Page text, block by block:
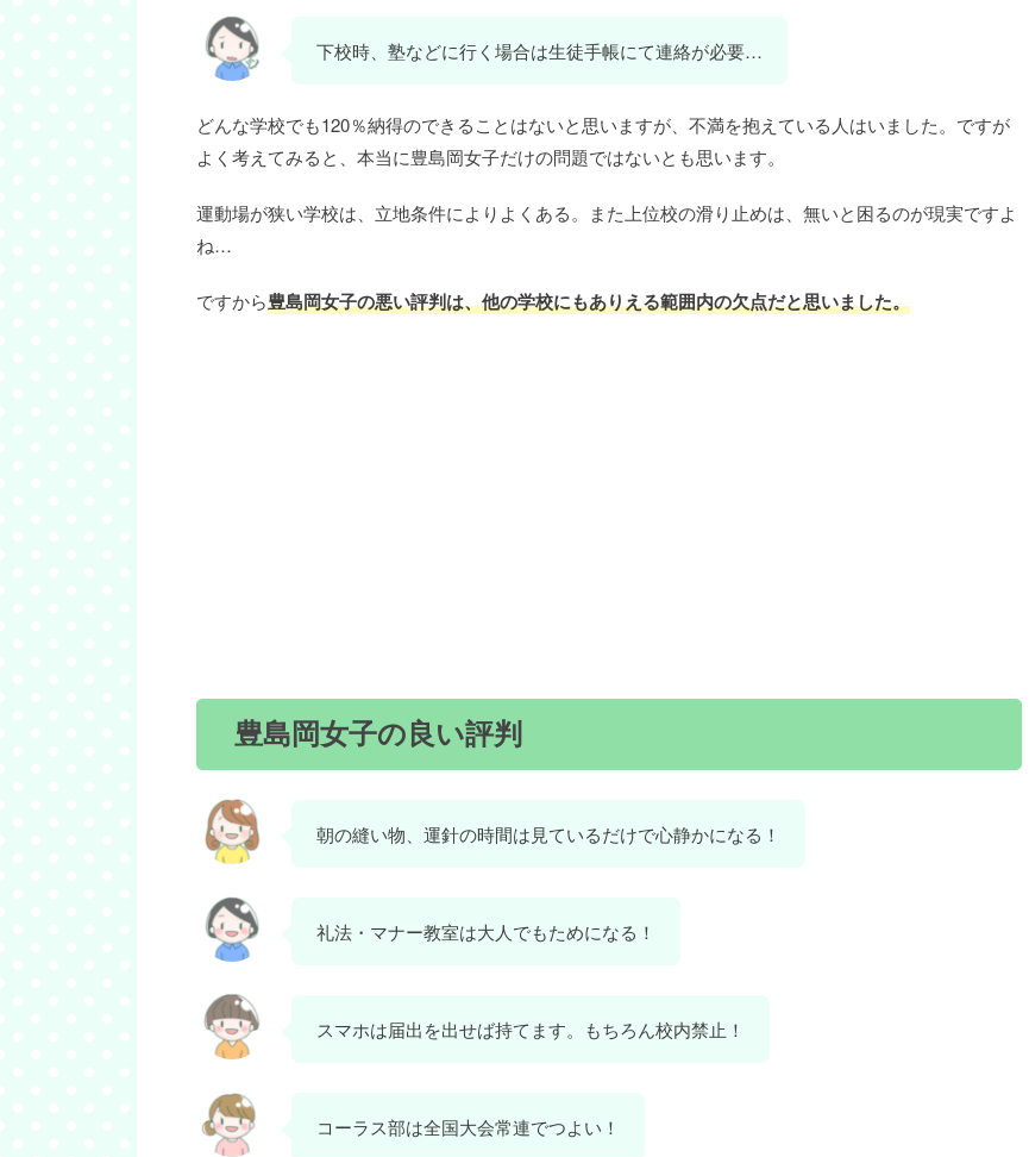
下校時、塾などに行く場合は生徒手帳にて連絡が必要…
どんな学校でも120％納得のできることはないと思いますが、不満を抱えている人はいました。ですが
よく考えてみると、本当に豊島岡女子だけの問題ではないとも思います。
運動場が狭い学校は、立地条件によりよくある。また上位校の滑り止めは、無いと困るのが現実ですよ
ね…
ですから豊島岡女子の悪い評判は、他の学校にもありえる範囲内の欠点だと思いました。
豊島岡女子の良い評判
朝の縫い物、運針の時間は見ているだけで心静かになる！
礼法・マナー教室は大人でもためになる！
スマホは届出を出せば持てます。もちろん校内禁止！
コーラス部は全国大会常連でつよい！